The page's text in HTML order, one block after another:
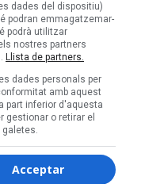
dades del dispositiu)
podran emmagatzemar-
podrà utilitzar
nostres partners
Llista de partners.
dades personals per
amb aquest
part inferior d'aquesta
gestionar o retirar el
galetes.
Acceptar